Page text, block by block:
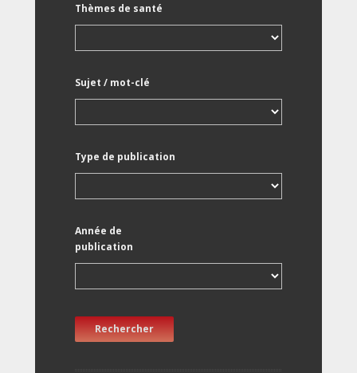
Thèmes de santé
Sujet / mot-clé
Type de publication
Année de
publication
Rechercher